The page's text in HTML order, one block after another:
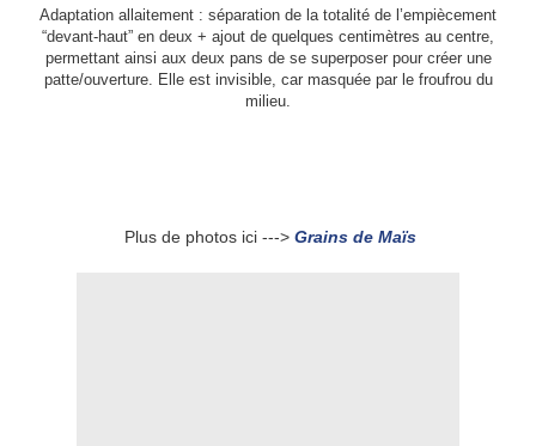
Adaptation allaitement : séparation de la totalité de l’empiècement
“devant-haut” en deux + ajout de quelques centimètres au centre,
permettant ainsi aux deux pans de se superposer pour créer une
patte/ouverture. Elle est invisible, car masquée par le froufrou du
milieu.
Plus de photos ici ---> Grains de Maïs